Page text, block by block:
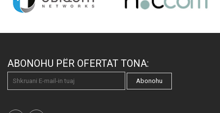
ABONOHU PËR OFERTAT TONA:
Abonohu